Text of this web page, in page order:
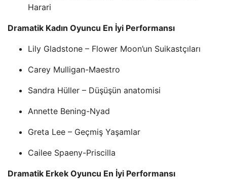
Harari
Dramatik Kadın Oyuncu En İyi Performansı
Lily Gladstone – Flower Moon’un Suikastçıları
Carey Mulligan-Maestro
Sandra Hüller – Düşüşün anatomisi
Annette Bening-Nyad
Greta Lee – Geçmiş Yaşamlar
Cailee Spaeny-Priscilla
Dramatik Erkek Oyuncu En İyi Performansı